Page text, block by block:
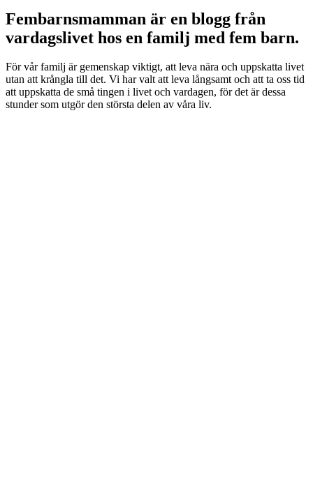
Fembarnsmamman är en blogg från
vardagslivet hos en familj med fem barn.
För vår familj är gemenskap viktigt, att leva nära och uppskatta livet
utan att krångla till det. Vi har valt att leva långsamt och att ta oss tid
att uppskatta de små tingen i livet och vardagen, för det är dessa
stunder som utgör den största delen av våra liv.